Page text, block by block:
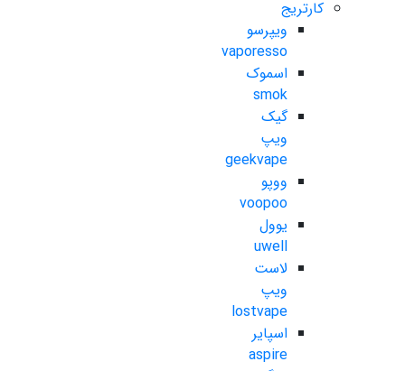
کارتریج
ویپرسو
vaporesso
اسموک
smok
گیک
ویپ
geekvape
ووپو
voopoo
یوول
uwell
لاست
ویپ
lostvape
اسپایر
aspire